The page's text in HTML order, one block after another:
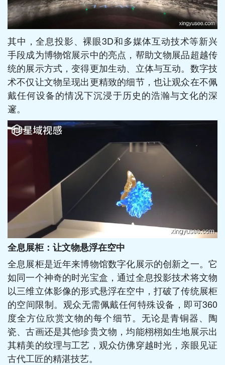
其中，全息投影、裸眼3D和多媒体互动技术等新兴
手段成为博物馆展示中的亮点，帮助文物展品超越传
统的展示方式，变得更加生动、立体与互动。数字技
术不仅让文物呈现出更精致的细节，也让观众在不佩
戴任何设备的情况下沉浸于历史的浩瀚与文化的深
邃。
全息展柜：让文物悬浮在空中
全息展柜是近年来博物馆数字化展示的创新之一。它
如同一个神奇的时光宝盒，通过全息投影技术将文物
以三维立体影像的形式悬浮在空中，打破了传统展柜
的空间限制。观众无需佩戴任何特殊设备，即可360
度全方位欣赏文物的每个细节。无论是青铜器、陶
瓷、古画还是其他珍贵文物，均能栩栩如生地展示出
其精美的纹理与工艺，观众仿佛穿越时光，亲眼见证
古代工匠的精湛技艺。